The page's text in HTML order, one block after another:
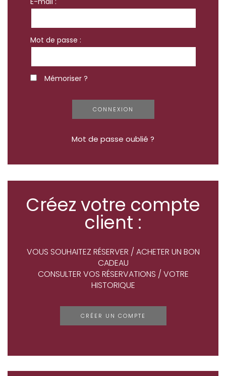
Mot de passe :
Mémoriser ?
Mot de passe oublié ?
Créez votre compte
client :
VOUS SOUHAITEZ RÉSERVER / ACHETER UN BON
CADEAU
CONSULTER VOS RÉSERVATIONS / VOTRE
HISTORIQUE
CRÉER UN COMPTE